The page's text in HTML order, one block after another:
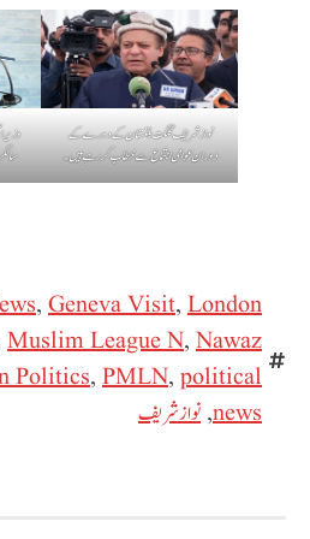
نواز شریف گلگت بلتستان کے دورے کے
دوران عوامی اجتماع سے خطاب کر رہے ہیں۔
, Geneva Visit, London
Muslim League N, Nawaz
Politics, PMLN, political
news
, نواز شریف